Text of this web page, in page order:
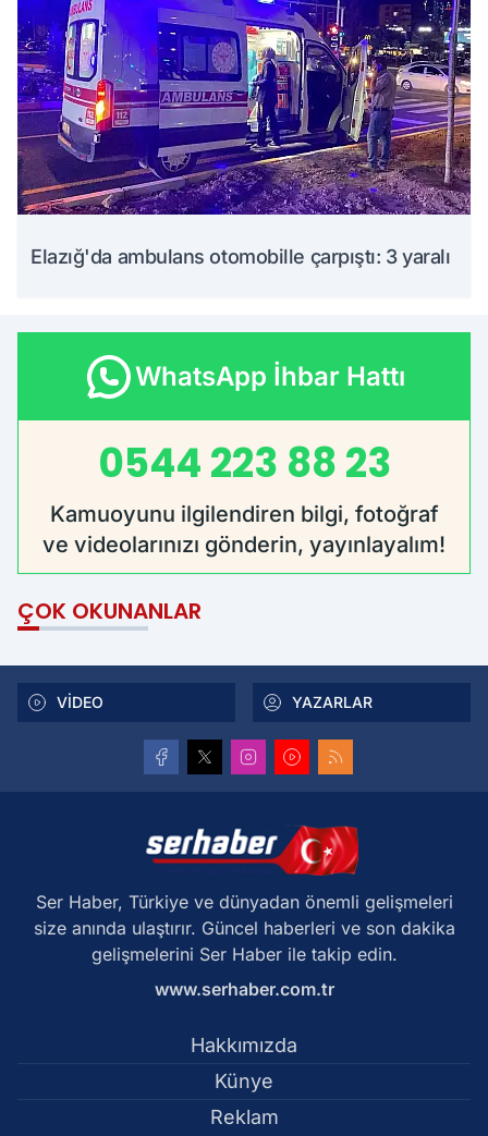
Elazığ'da ambulans otomobille çarpıştı: 3 yaralı
WhatsApp İhbar Hattı
0544 223 88 23
Kamuoyunu ilgilendiren bilgi, fotoğraf
ve videolarınızı gönderin, yayınlayalım!
ÇOK OKUNANLAR
VİDEO YAZARLAR
Ser Haber, Türkiye ve dünyadan önemli gelişmeleri
size anında ulaştırır. Güncel haberleri ve son dakika
gelişmelerini Ser Haber ile takip edin.
www.serhaber.com.tr
Hakkımızda
Künye
Reklam